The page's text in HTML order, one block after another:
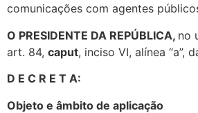
comunicações com agentes
O PRESIDENTE DA REPÚBLICA, no
art. 84, caput, inciso VI, alínea “a”,
D E C R E T A:
Objeto e âmbito de aplicação